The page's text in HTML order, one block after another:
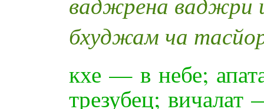
бхуджам ча
кхе — в небе;
трезубец;